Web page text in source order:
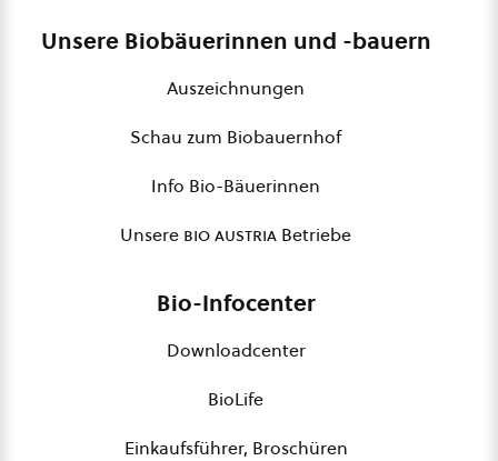
Unsere Biobäuerinnen und -bauern
Auszeichnungen
Schau zum Biobauernhof
Info Bio-Bäuerinnen
Unsere bio austria Betriebe
Bio-Infocenter
Downloadcenter
BioLife
Einkaufsführer, Broschüren